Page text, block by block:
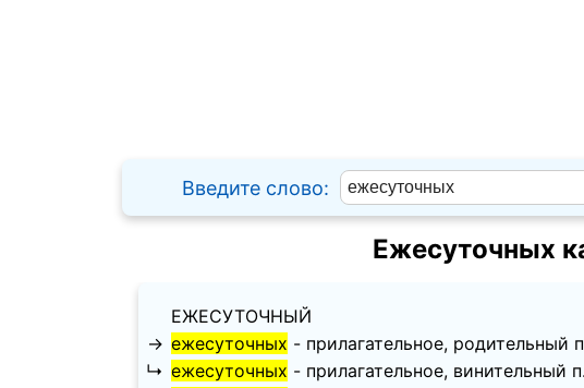
Введите слово:
Ежесуточных
ЕЖЕСУТОЧНЫЙ
→ ежесуточных - прилагательное, родительный
↳ ежесуточных - прилагательное, винительный